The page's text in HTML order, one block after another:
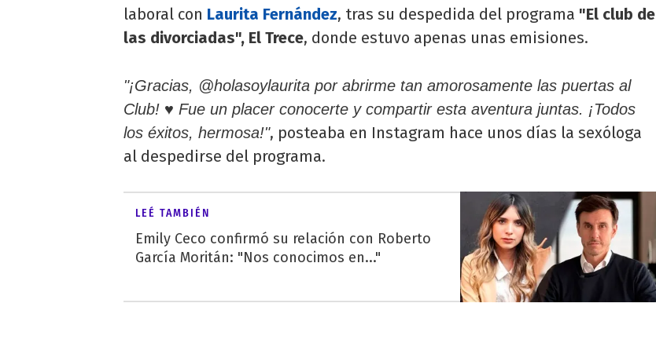
laboral con Laurita Fernández, tras su despedida del programa "El club de
las divorciadas", El Trece, donde estuvo apenas unas emisiones.
"¡Gracias, @holasoylaurita por abrirme tan amorosamente las puertas al
Club! ♥️ Fue un placer conocerte y compartir esta aventura juntas. ¡Todos
los éxitos, hermosa!", posteaba en Instagram hace unos días la sexóloga
al despedirse del programa.
LEÉ TAMBIÉN
Emily Ceco confirmó su relación con Roberto
García Moritán: "Nos conocimos en..."